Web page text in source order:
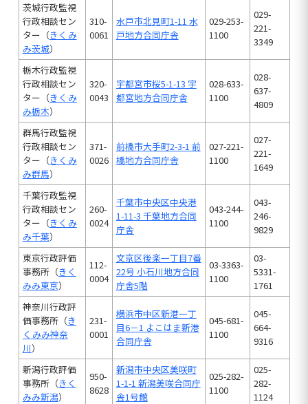
茨城行政監視
行政相談セン
ター（きくみ
み茨城）
310-
0061
水戸市北見町1-11 水
戸地方合同庁舎
029-253-
1100
029-
221-
3349
栃木行政監視
行政相談セン
ター（きくみ
み栃木）
320-
0043
宇都宮市桜5-1-13 宇
都宮地方合同庁舎
028-633-
1100
028-
637-
4809
群馬行政監視
行政相談セン
ター（きくみ
み群馬）
371-
0026
前橋市大手町2-3-1 前
橋地方合同庁舎
027-221-
1100
027-
221-
1649
千葉行政監視
行政相談セン
ター（きくみ
み千葉）
260-
0024
千葉市中央区中央港
1-11-3 千葉地方合同
庁舎
043-244-
1100
043-
246-
9829
東京行政評価
事務所（きく
みみ東京）
112-
0004
文京区後楽一丁目7番
22号 小石川地方合同
庁舎5階
03-3363-
1100
03-
5331-
1761
神奈川行政評
価事務所（き
くみみ神奈
川）
231-
0001
横浜市中区新港一丁
目6－1 よこはま新港
合同庁舎
045-681-
1100
045-
664-
9316
新潟行政評価
事務所（きく
みみ新潟）
950-
8628
新潟市中央区美咲町
1-1-1 新潟美咲合同庁
舎1号館
025-282-
1100
025-
282-
1124